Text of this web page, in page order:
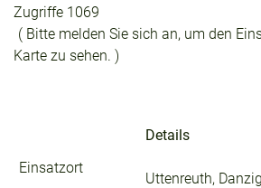
Zugriffe 1069
( Bitte melden Sie sich an, um den
Karte zu sehen. )
Einsatzort
Details
Uttenreuth,